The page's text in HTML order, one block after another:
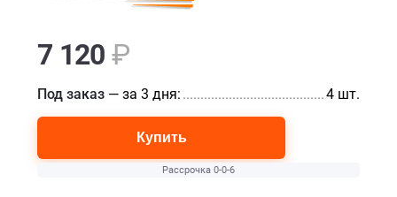
7 120₽
Под заказ — за 3 дня: 4 шт.
Купить
Рассрочка 0-0-6